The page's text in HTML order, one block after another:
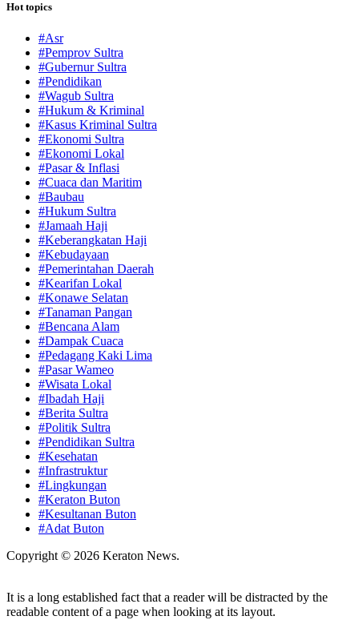
Hot topics
#Asr
#Pemprov Sultra
#Gubernur Sultra
#Pendidikan
#Wagub Sultra
#Hukum & Kriminal
#Kasus Kriminal Sultra
#Ekonomi Sultra
#Ekonomi Lokal
#Pasar & Inflasi
#Cuaca dan Maritim
#Baubau
#Hukum Sultra
#Jamaah Haji
#Keberangkatan Haji
#Kebudayaan
#Pemerintahan Daerah
#Kearifan Lokal
#Konawe Selatan
#Tanaman Pangan
#Bencana Alam
#Dampak Cuaca
#Pedagang Kaki Lima
#Pasar Wameo
#Wisata Lokal
#Ibadah Haji
#Berita Sultra
#Politik Sultra
#Pendidikan Sultra
#Kesehatan
#Infrastruktur
#Lingkungan
#Keraton Buton
#Kesultanan Buton
#Adat Buton
Copyright © 2026 Keraton News.
It is a long established fact that a reader will be distracted by the
readable content of a page when looking at its layout.